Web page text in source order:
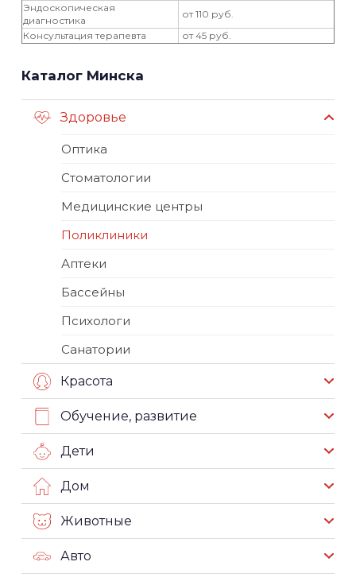
Эндоскопическая
диагностика
от 110 руб.
Консультация терапевта
от 45 руб.
Каталог Минска
Здоровье
Оптика
Стоматологии
Медицинские центры
Поликлиники
Аптеки
Бассейны
Психологи
Санатории
Красота
Обучение, развитие
Дети
Дом
Животные
Авто